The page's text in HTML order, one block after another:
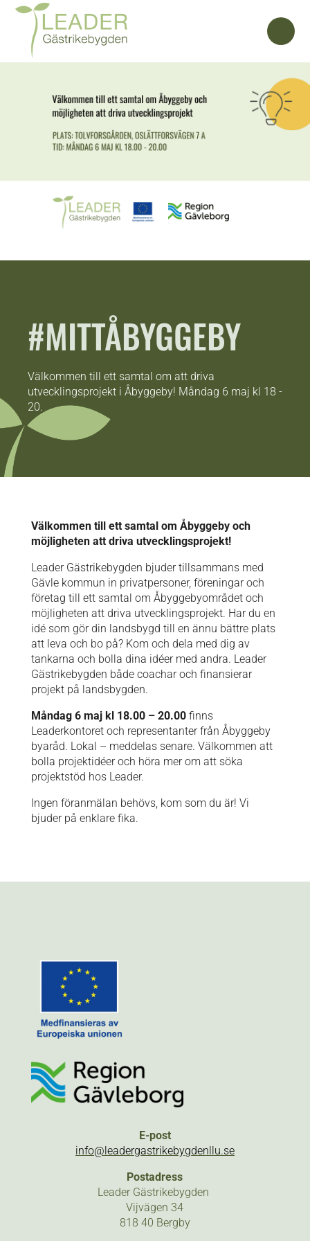
#MITTÅBYGGEBY
Välkommen till ett samtal om att driva
utvecklingsprojekt i Åbyggeby! Måndag 6 maj kl 18 -
20.
Välkommen till ett samtal om Åbyggeby och
möjligheten att driva utvecklingsprojekt!
Leader Gästrikebygden bjuder tillsammans med
Gävle kommun in privatpersoner, föreningar och
företag till ett samtal om Åbyggebyområdet och
möjligheten att driva utvecklingsprojekt. Har du en
idé som gör din landsbygd till en ännu bättre plats
att leva och bo på? Kom och dela med dig av
tankarna och bolla dina idéer med andra. Leader
Gästrikebygden både coachar och finansierar
projekt på landsbygden.
Måndag 6 maj kl 18.00 – 20.00finns
Leaderkontoret och representanter från Åbyggeby
byaråd. Lokal – meddelas senare. Välkommen att
bolla projektidéer och höra mer om att söka
projektstöd hos Leader.
Ingen föranmälan behövs, kom som du är! Vi
bjuder på enklare fika.
E-post
info@leadergastrikebygdenllu.se
Postadress
Leader Gästrikebygden
Vijvägen 34
818 40 Bergby